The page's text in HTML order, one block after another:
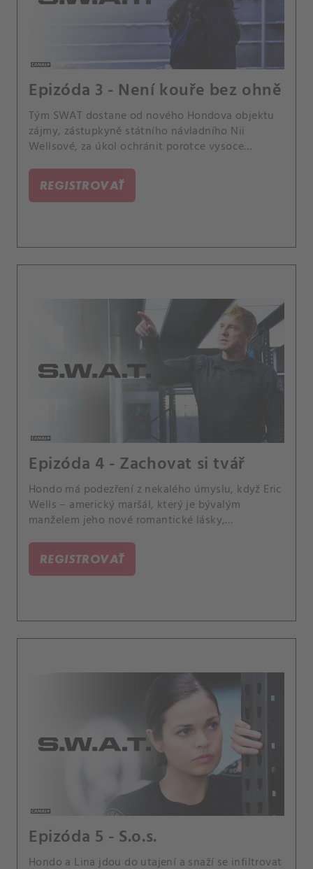
Epizóda 3 - Není kouře bez ohně
Tým SWAT dostane od nového Hondova objektu
zájmy, zástupkyně státního návladního Nii
Wellsové, za úkol ochránit porotce vysoce
organizovaný zločin spadeno pomocí bomb.
REGISTROVAŤ
Epizóda 4 - Zachovat si tvář
Hondo má podezření z nekalého úmyslu, když Eric
Wells – americký maršál, který je bývalým
manželem jeho nové romantické lásky,
požádá tým SWAT, aby mu pomohli zadržet
uprchlíka, který vykrádá zásilky zboží. Také
Jessica je nucena na oddělení provést rozpočtové
REGISTROVAŤ
Epizóda 5 - S.o.s.
Hondo a Lina jdou do utajení a snaží se infiltrovat